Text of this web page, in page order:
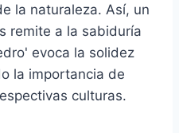
la naturaleza. Así, un
remite a la sabiduría
evoca la solidez
la importancia de
culturas.